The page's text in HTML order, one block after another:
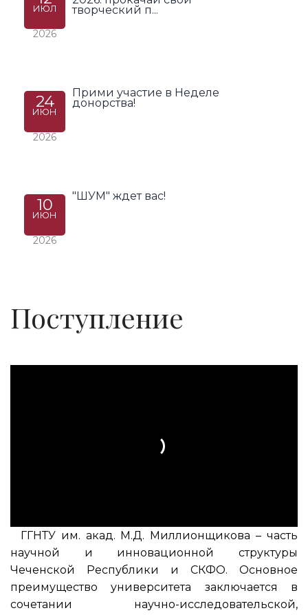
ИЮЛ
2026
творческий п...
24
ИЮН
2026
Прими участие в Неделе
донорства!
10
ИЮН
2026
"ШУМ" ждет вас!
Поступление
ГГНТУ им. акад. М.Д. Миллионщикова – часть
научной и инновационной структуры
Чеченской Республики и СКФО. Основное
преимущество университета заключается в
сочетании научно-исследовательской,